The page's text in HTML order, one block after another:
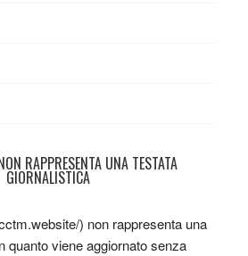
RAPPRESENTA UNA TESTATA
GIORNALISTICA
) non rappresenta una
quanto viene aggiornato senza